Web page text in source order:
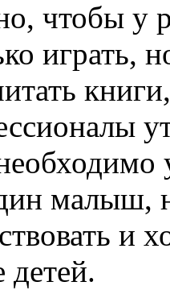
чтобы у
играть,
малыш,
и
детей.